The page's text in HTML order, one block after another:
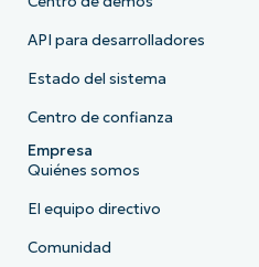
API para desarrolladores
Estado del sistema
Centro de confianza
Empresa
Quiénes somos
El equipo directivo
Comunidad